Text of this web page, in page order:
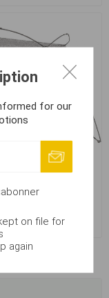
čeřenová síť 1x1m
oka 5x5mm
€ 4,08
for our
on file for
again